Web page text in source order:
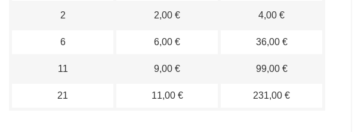
2 2,00 € 4,00 €
6 6,00 € 36,00 €
11 9,00 € 99,00 €
21 11,00 € 231,00 €